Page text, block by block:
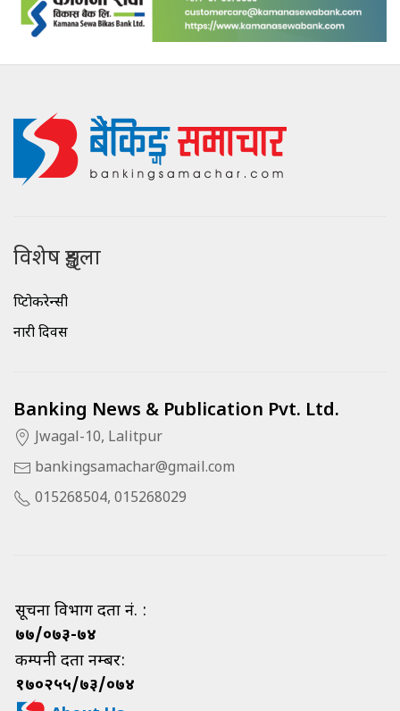
विशेष शृङ्खला
क्रिप्टोकरेन्सी
नारी दिवस
Banking News & Publication Pvt. Ltd.
Jwagal-10, Lalitpur
bankingsamachar@gmail.com
015268504, 015268029
सूचना विभाग दर्ता नं. :
७७/०७३-७४
कम्पनी दर्ता नम्बर:
१७०२५५/७३/०७४